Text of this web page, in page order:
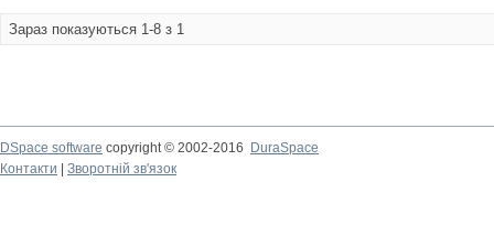
Зараз показуються 1-8 з 1
DSpace software copyright © 2002-2016
DuraSpace
Контакти
Зворотній зв'язок